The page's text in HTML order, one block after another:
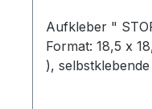
Aufkleber "
Format: 18,5 x
),